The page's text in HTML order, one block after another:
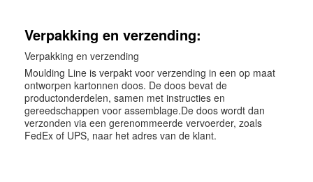
Verpakking en verzending:
Verpakking en verzending
Moulding Line is verpakt voor verzending in een op maat
ontworpen kartonnen doos. De doos bevat de
productonderdelen, samen met instructies en
gereedschappen voor assemblage.De doos wordt dan
verzonden via een gerenommeerde vervoerder, zoals
FedEx of UPS, naar het adres van de klant.